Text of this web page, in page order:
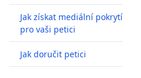
Jak získat mediální pokrytí
pro vaši petici
Jak doručit petici